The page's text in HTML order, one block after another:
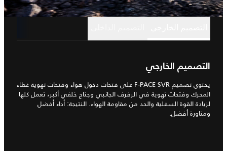
التصميم الخارجي
يحتوي تصميم F-PACE SVR على فتحات دخول هواء وفتحات تهوية غطاء
المحرك وفتحات تهوية في الرفرف الجانبي وجناح خلفي أكبر، تعمل كلها
لزيادة القوة السفلية والحد من مقاومة الهواء. النتيجة: أداء أفضل
ومناورة أفضل.